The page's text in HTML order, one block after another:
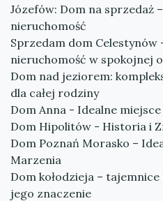
Józefów: Dom na sprzedaż
nieruchomość
Sprzedam dom
nieruchomość w spokojnej
Dom nad jeziorem:
dla całej rodziny
Dom Anna - Idealne
Dom Hipolitów - Historia i
Dom Poznań Morasko –
Marzenia
Dom kołodzieja –
jego znaczenie